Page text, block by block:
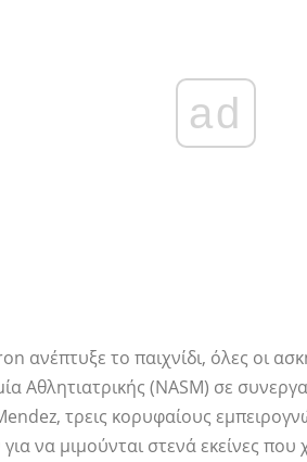
ad
ανέπτυξε το παιχνίδι, όλες οι
Αθλητιατρικής (NASM) σε
τρεις κορυφαίους
για να μιμούνται στενά εκείνες